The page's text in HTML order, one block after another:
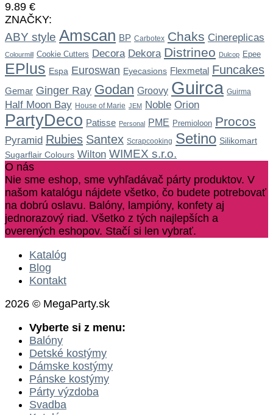
9.89 €
ZNAČKY:
ABY style Amscan BP Carbotex Chaks Cinereplicas
Colourmill Cookie Cutters Decora Dekora Distrineo Dulcop Epee
EPlus Espa Euroswan Eyecasions Flexmetal Funcakes
Gemar Ginger Ray Godan Groovy Guirca Guirma
Half Moon Bay House of Marie JEM Noble Orion
PartyDeco Patisse Personal PME Premioloon Procos
Pyramid Rubies Santex Scrapcooking Setino Silikomart
Sugarflair Colours Wilton WIMEX s.r.o.
O nás
Nie sme eshop, sme vyhľadávač párty produktov. V
našom katalógu nájdete všetko, čo budete potrebovať
na dobrú oslavu. Balóny, lampióny, konfety aj
jednorazový riad. Všetko z tých najlepších a
overených eshopov. Stačí si len vybrať.
Katalóg
Blog
Kontakt
2026 © MegaParty.sk
Vyberte si z menu:
Balóny
Detské kostýmy
Dámske kostýmy
Pánske kostýmy
Párty výzdoba
Svadba